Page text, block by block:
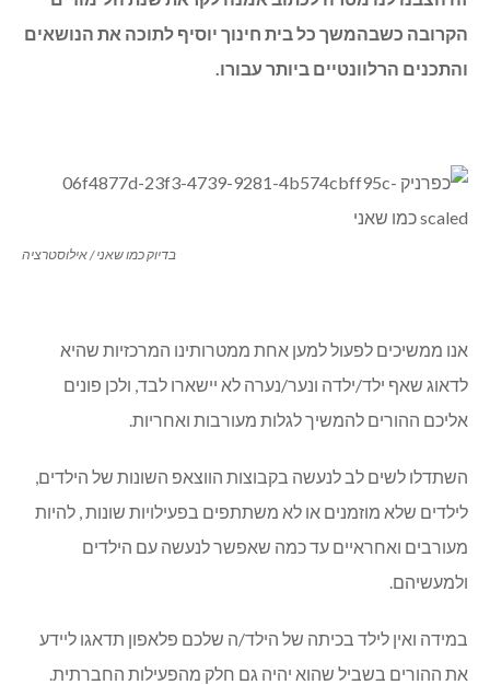
הקרובה כשבהמשך כל בית חינוך יוסיף לתוכה את הנושאים
והתכנים הרלוונטיים ביותר עבורו.
בדיוק כמו שאני / אילוסטרציה
אנו ממשיכים לפעול למען אחת ממטרותינו המרכזיות שהיא
לדאוג שאף ילד/ילדה ונער/נערה לא יישארו לבד, ולכן פונים
אליכם ההורים להמשיך לגלות מעורבות ואחריות.
השתדלו לשים לב לנעשה בקבוצות הווצאפ השונות של הילדים,
לילדים שלא מוזמנים או לא משתתפים בפעילויות שונות , להיות
מעורבים ואחראיים עד כמה שאפשר לנעשה עם הילדים
ולמעשיהם.
במידה ואין לילד בכיתה של הילד/ה שלכם פלאפון תדאגו ליידע
את ההורים בשביל שהוא יהיה גם חלק מהפעילות החברתית.